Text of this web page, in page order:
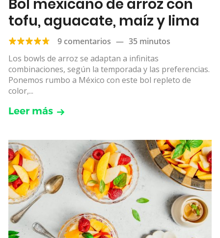
Bol mexicano de arroz con
tofu, aguacate, maíz y lima
9 comentarios — 35 minutos
Los bowls de arroz se adaptan a infinitas
combinaciones, según la temporada y las preferencias.
Ponemos rumbo a México con este bol repleto de
color,...
Leer más